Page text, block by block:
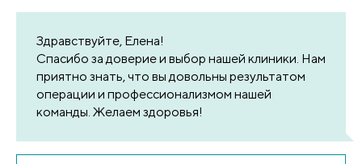
Здравствуйте, Елена!
Спасибо за доверие и выбор нашей клиники. Нам
приятно знать, что вы довольны результатом
операции и профессионализмом нашей
команды. Желаем здоровья!